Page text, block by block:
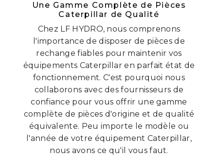
Une Gamme Complète de Pièces
Caterpillar de Qualité
Chez LF HYDRO, nous comprenons
l'importance de disposer de pièces de
rechange fiables pour maintenir vos
équipements Caterpillar en parfait état de
fonctionnement. C'est pourquoi nous
collaborons avec des fournisseurs de
confiance pour vous offrir une gamme
complète de pièces d'origine et de qualité
équivalente. Peu importe le modèle ou
l'année de votre équipement Caterpillar,
nous avons ce qu'il vous faut.